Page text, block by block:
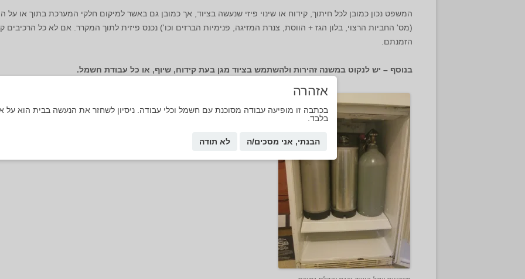
המשפט נכון כמובן לכל חיתוך, קידוח או שינוי פיזי שנעשה בציוד, אך כמובן גם באשר למיקום חלקי המערכת בתוך או על
(מס' החביות הרצוי, בלון הגז + הווסת, צנרת המזיגה, פנימיות הברזים וכו') נכנס פיזית לתוך המקרר. אם לא כל
הזמנתם.
בנוסף – יש לנקוט במשנה זהירות ולהשתמש בציוד מגן בעת קידוח, שיוף, או כל עבודת חשמל.
אזהרה
בכתבה זו מופיעה עבודה מסוכנת עם חשמל וכלי עבודה. ניסיון לשחזר את הנעשה בבית הוא על
בלבד.
הבנתי, אני מסכים/ה לא תודה